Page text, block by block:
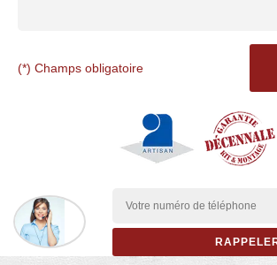
(*) Champs obligatoire